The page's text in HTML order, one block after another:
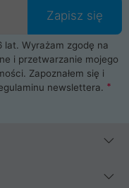
Zapisz się
lat. Wyrażam zgodę na
i przetwarzanie mojego
Zapoznałem się i
newslettera.